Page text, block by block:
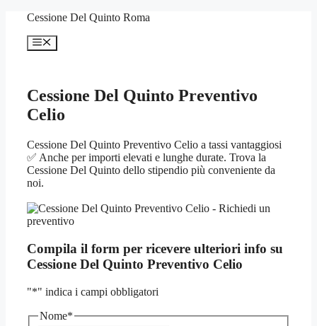
contenuto
Cessione Del Quinto Roma
Menu
Cessione Del Quinto Preventivo
Celio
Cessione Del Quinto Preventivo Celio a tassi vantaggiosi
✅ Anche per importi elevati e lunghe durate. Trova la
Cessione Del Quinto dello stipendio più conveniente da
noi.
Compila il form per ricevere ulteriori info su
Cessione Del Quinto Preventivo Celio
"*" indica i campi obbligatori
Nome*